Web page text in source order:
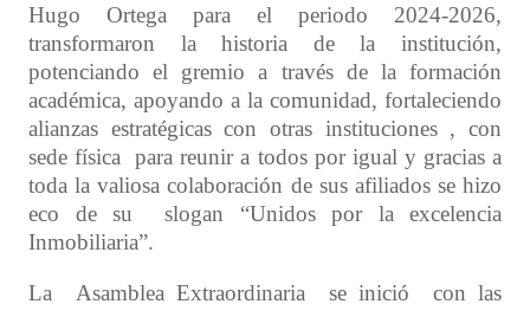
Hugo Ortega para el periodo 2024-2026,
transformaron la historia de la institución,
potenciando el gremio a través de la formación
académica, apoyando a la comunidad, fortaleciendo
alianzas estratégicas con otras instituciones , con
sede física para reunir a todos por igual y gracias a
toda la valiosa colaboración de sus afiliados se hizo
eco de su slogan “Unidos por la excelencia
Inmobiliaria”.
La Asamblea Extraordinaria se inició con las